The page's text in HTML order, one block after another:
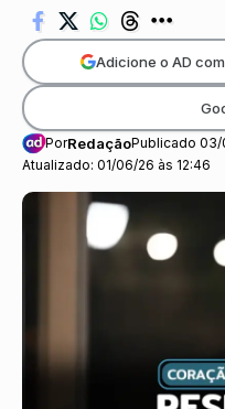
Atualizado: 01/06/26 às 12:46
PorRedaçãoPublicado
Adicione o AD